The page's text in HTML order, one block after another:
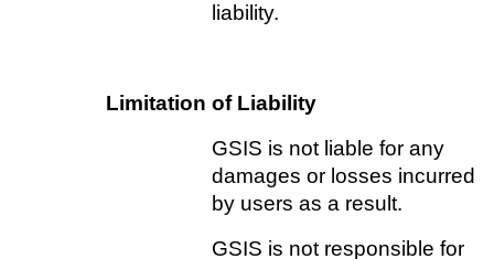
liability.
Limitation of Liability
GSIS is not liable for any
damages or losses incurred
by users as a result.
GSIS is not responsible for